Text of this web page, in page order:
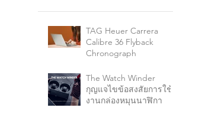
TAG Heuer Carrera
Calibre 36 Flyback
Chronograph
The Watch Winder
กุญแจไขข้อสงสัยการใช้
งานกล่องหมุนนาฬิกา